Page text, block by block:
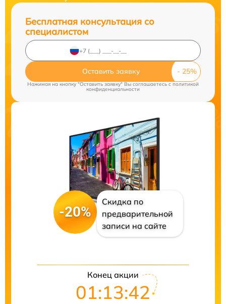
Бесплатная консультация со
специалистом
Оставить заявку
Нажимая на кнопку "Оставить заявку" Вы соглашаетесь c политикой
конфиденциальности
-20%
Скидка по
предварительной
записи на сайте
Конец акции
01:13:41